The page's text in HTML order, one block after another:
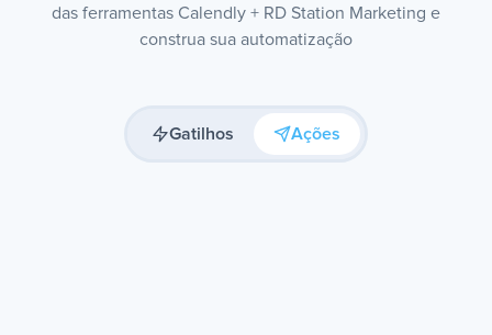
das ferramentas Calendly + RD Station Marketing e
construa sua automatização
Gatilhos Ações